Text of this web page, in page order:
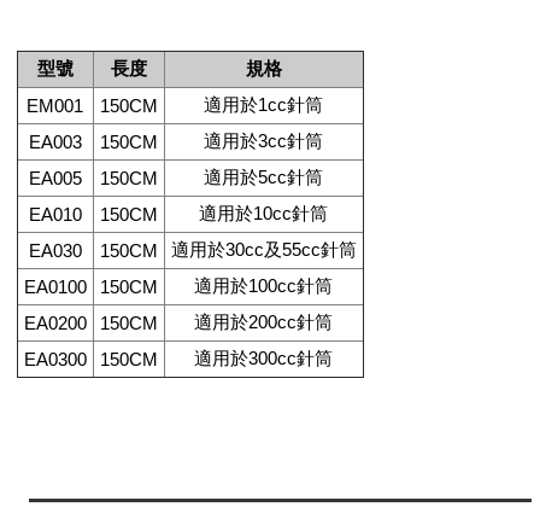
型號 長度
規格
EM001
150CM
適用於1cc針筒
EA003
150CM
適用於3cc針筒
EA005
150CM
適用於5cc針筒
EA010
150CM
適用於10cc針筒
EA030
150CM
適用於30cc及55cc針筒
EA0100
150CM
適用於100cc針筒
EA0200
150CM
適用於200cc針筒
EA0300
150CM 適用於300cc針筒